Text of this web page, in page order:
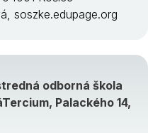
soszke.edupage.org
odborná škola
Palackého 14,